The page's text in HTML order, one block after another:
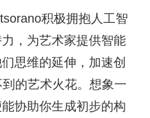
积极拥抱人工智
，为艺术家提供智能
思维的延伸，加速创
的艺术火花。想象一
协助你生成初步的构